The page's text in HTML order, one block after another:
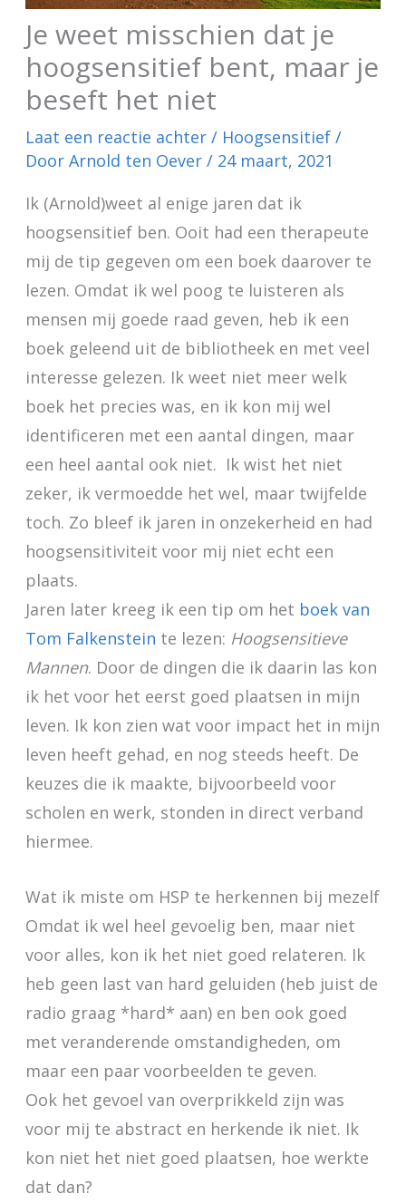
Je weet misschien dat je
hoogsensitief bent, maar je
beseft het niet
Laat een reactie achter / Hoogsensitief/
Door Arnold ten Oever / 24 maart, 2021
Ik (Arnold)weet al enige jaren dat ik
hoogsensitief ben. Ooit had een therapeute
mij de tip gegeven om een boek daarover te
lezen. Omdat ik wel poog te luisteren als
mensen mij goede raad geven, heb ik een
boek geleend uit de bibliotheek en met veel
interesse gelezen. Ik weet niet meer welk
boek het precies was, en ik kon mij wel
identificeren met een aantal dingen, maar
een heel aantal ook niet. Ik wist het niet
zeker, ik vermoedde het wel, maar twijfelde
toch. Zo bleef ik jaren in onzekerheid en had
hoogsensitiviteit voor mij niet echt een
plaats.
Jaren later kreeg ik een tip om het boek van
Tom Falkenstein te lezen: Hoogsensitieve
Mannen. Door de dingen die ik daarin las kon
ik het voor het eerst goed plaatsen in mijn
leven. Ik kon zien wat voor impact het in mijn
leven heeft gehad, en nog steeds heeft. De
keuzes die ik maakte, bijvoorbeeld voor
scholen en werk, stonden in direct verband
hiermee.
Wat ik miste om HSP te herkennen bij mezelf
Omdat ik wel heel gevoelig ben, maar niet
voor alles, kon ik het niet goed relateren. Ik
heb geen last van hard geluiden (heb juist de
radio graag *hard* aan) en ben ook goed
met veranderende omstandigheden, om
maar een paar voorbeelden te geven.
Ook het gevoel van overprikkeld zijn was
voor mij te abstract en herkende ik niet. Ik
kon niet het niet goed plaatsen, hoe werkte
dat dan?